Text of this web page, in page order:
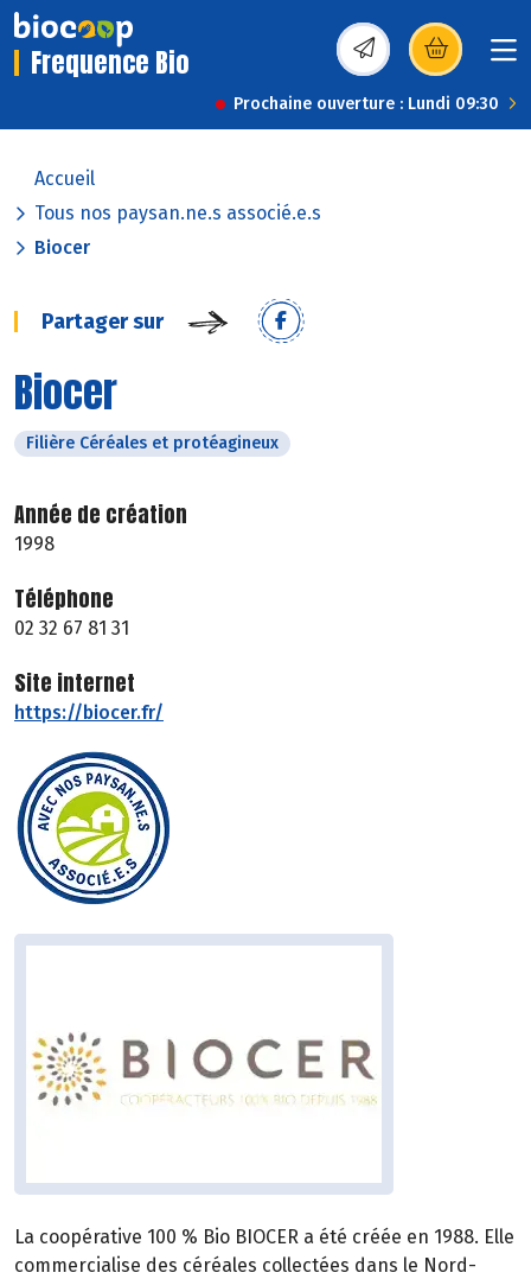
Frequence Bio (s’ouvre dans une
Prochaine ouverture : Lundi 09:30
Accueil
Tous nos paysan.ne.s associé.e.s
Biocer
Partager sur
Biocer
Filière Céréales et protéagineux
Année de création
1998
Téléphone
02 32 67 81 31
Site internet
https://biocer.fr/
La coopérative 100 % Bio BIOCER a été créée en 1988. Elle
commercialise des céréales collectées dans le Nord-